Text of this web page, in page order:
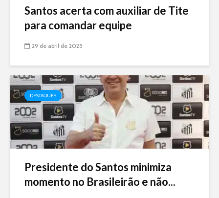
Santos acerta com auxiliar de Tite
para comandar equipe
29 de abril de 2025
DESTAQUES
Presidente do Santos minimiza
momento no Brasileirão e não...